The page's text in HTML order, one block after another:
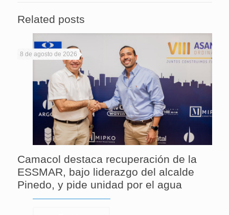
Related posts
8 de agosto de 2026
Camacol destaca recuperación de la
ESSMAR, bajo liderazgo del alcalde
Pinedo, y pide unidad por el agua